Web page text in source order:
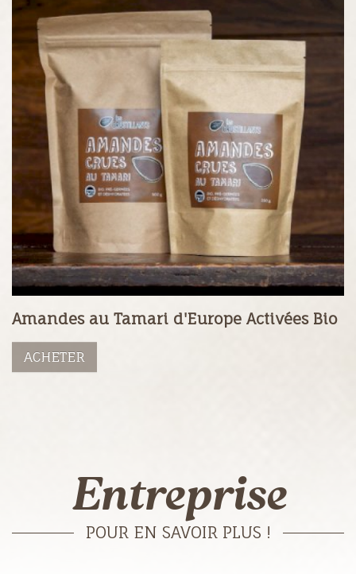
Amandes au Tamari d'Europe Activées Bio
ACHETER
Entreprise
POUR EN SAVOIR PLUS !